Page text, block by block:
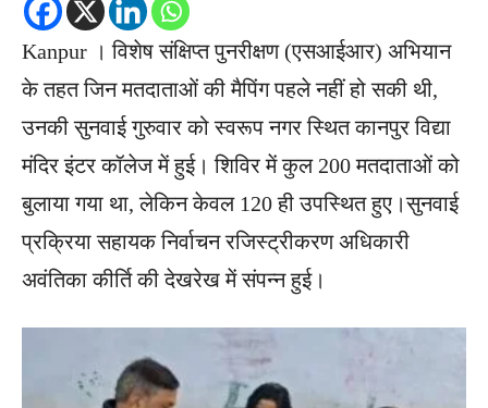
Kanpur । विशेष संक्षिप्त पुनरीक्षण (एसआईआर) अभियान
के तहत जिन मतदाताओं की मैपिंग पहले नहीं हो सकी थी,
उनकी सुनवाई गुरुवार को स्वरूप नगर स्थित कानपुर विद्या
मंदिर इंटर कॉलेज में हुई। शिविर में कुल 200 मतदाताओं को
बुलाया गया था, लेकिन केवल 120 ही उपस्थित हुए।सुनवाई
प्रक्रिया सहायक निर्वाचन रजिस्ट्रीकरण अधिकारी
अवंतिका कीर्ति की देखरेख में संपन्न हुई।